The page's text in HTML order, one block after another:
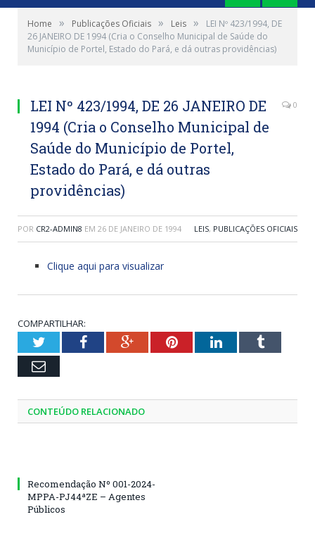
Home » Publicações Oficiais » Leis »
LEI Nº 423/1994, DE
26 JANEIRO DE 1994 (Cria o Conselho Municipal de Saúde do
Município de Portel, Estado do Pará, e dá outras providências)
LEI Nº 423/1994, DE 26 JANEIRO DE
1994 (Cria o Conselho Municipal de
Saúde do Município de Portel,
Estado do Pará, e dá outras
providências)
0
POR CR2-ADMIN8 EM 26 DE JANEIRO DE 1994 LEIS, PUBLICAÇÕES OFICIAIS
Clique aqui para visualizar
COMPARTILHAR:
TwitterFacebookGoogle+PinterestLinkedInTumblr
Email
CONTEÚDO RELACIONADO
Recomendação Nº 001-2024-
MPPA-PJ44ªZE – Agentes
Públicos